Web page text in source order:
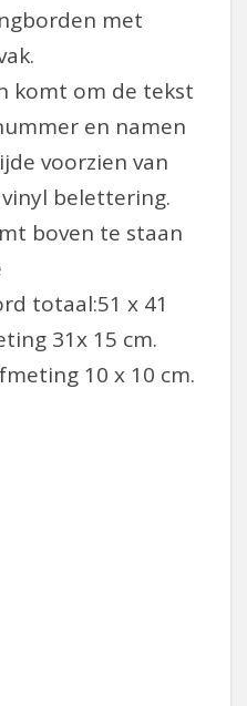
met
komt om de tekst
en namen
voorzien van
belettering.
boven te staan
totaal:51 x 41
31x 15 cm.
10 x 10 cm.